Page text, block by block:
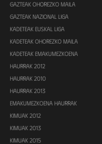
GAZTEAK OHOREZKO MAILA
GAZTEAK NAZIONAL LIGA
KADETEAK EUSKAL LIGA
KADETEAK OHOREZKO MAILA
KADETEAK EMAKUMEZKOENA
HAURRAK 2012
HAURRAK 2010
HAURRAK 2013
EMAKUMEZKOENA HAURRAK
KIMUAK 2012
KIMUAK 2013
KIMUAK 2015